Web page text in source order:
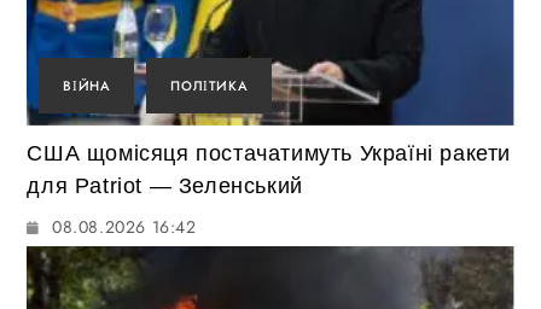
ВІЙНА ПОЛІТИКА
США щомісяця постачатимуть Україні ракети
для Patriot — Зеленський
08.08.2026 16:42